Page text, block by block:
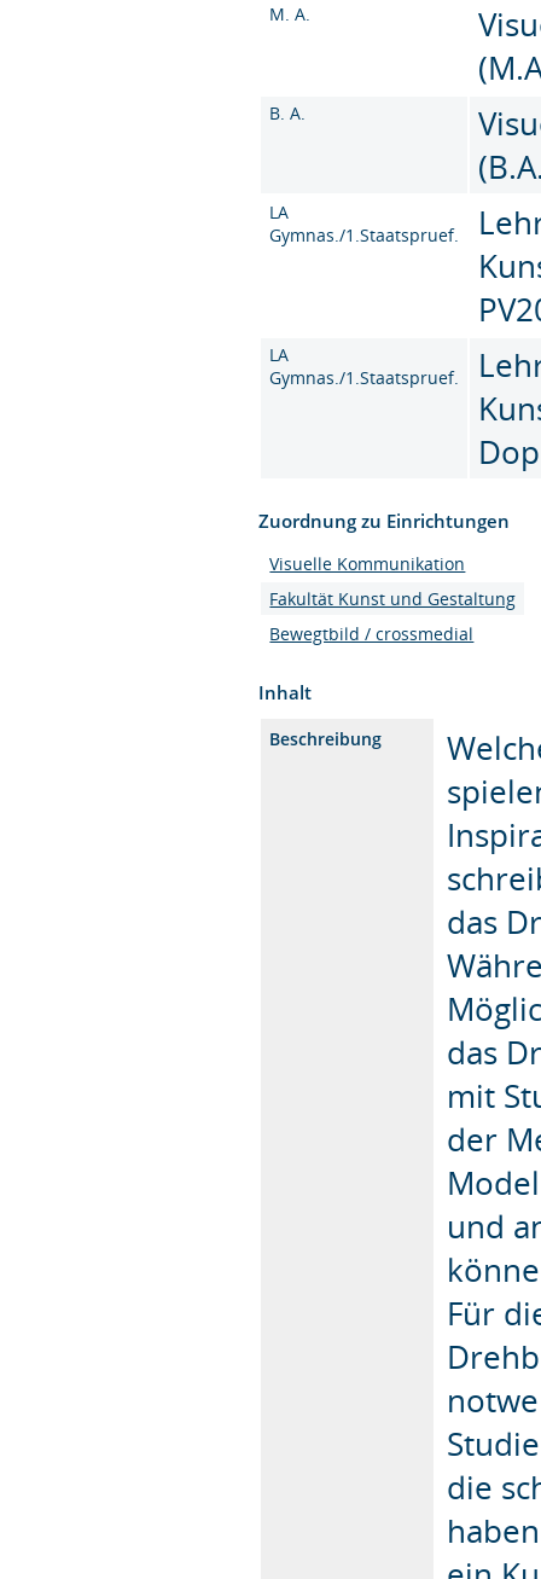
M. A.
B. A.
LA
Gymnas./1.Staatspruef.
LA
Gymnas./1.Staatspruef.
Zuordnung zu Einrichtungen
Visuelle Kommunikation
Fakultät Kunst und Gestaltung
Bewegtbild / crossmedial
Inhalt
Beschreibung
das
das
mit
der
und
Für
die